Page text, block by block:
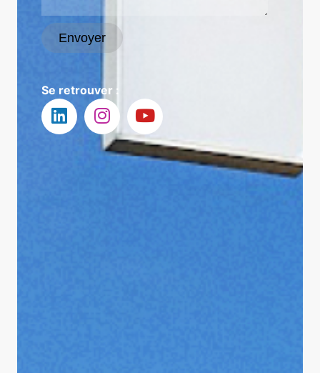
Envoyer
Se retrouver :